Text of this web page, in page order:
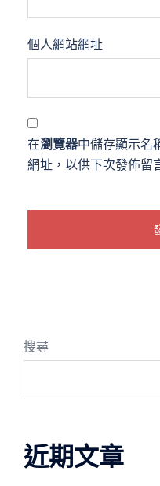
個人網站網址
在瀏覽器中儲存顯示名
網址，以供下次發佈留
搜尋
近期文章